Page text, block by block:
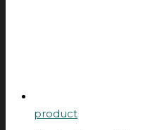
product